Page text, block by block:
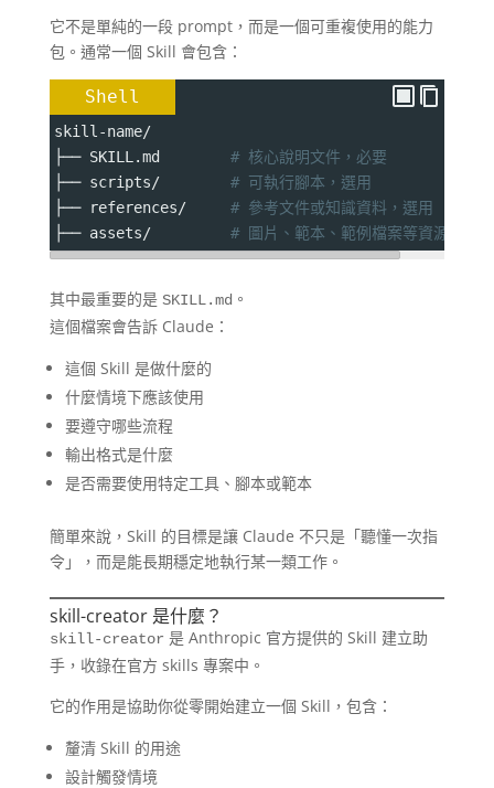
它不是單純的一段 prompt，而是一個可重複使用的能力
包。通常一個 Skill 會包含：
Shell
skill-name/
├── SKILL.md # 核心說明文件，必要
├── scripts/ # 可執行腳本，選用
├── references/ # 參考文件或知識資料，選用
├── assets/ # 圖片、範本、範例檔案等資源，選用
其中最重要的是 SKILL.md 。
這個檔案會告訴 Claude：
這個 Skill 是做什麼的
什麼情境下應該使用
要遵守哪些流程
輸出格式是什麼
是否需要使用特定工具、腳本或範本
簡單來說，Skill 的目標是讓 Claude 不只是「聽懂一次指
令」，而是能長期穩定地執行某一類工作。
skill-creator 是什麼？
skill-creator 是 Anthropic 官方提供的 Skill 建立助
手，收錄在官方 skills 專案中。
它的作用是協助你從零開始建立一個 Skill，包含：
釐清 Skill 的用途
設計觸發情境